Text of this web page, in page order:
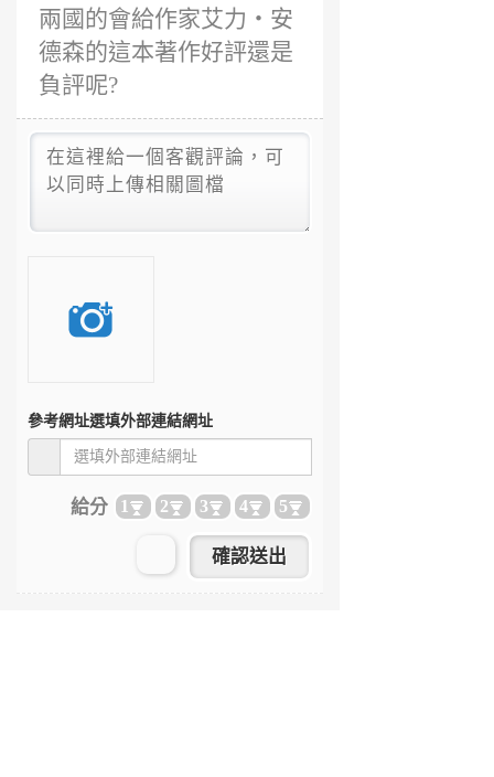
兩國的會給作家艾力‧安
德森的這本著作好評還是
負評呢?
參考網址選填外部連結網址
給分 1 2 3 4 5